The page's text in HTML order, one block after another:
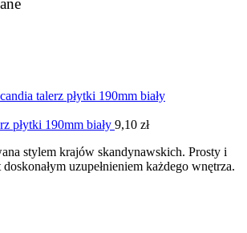
płytki 190mm biały 9,10 zł
stylem krajów skandynawskich. Prosty i
uzupełnieniem każdego wnętrza.